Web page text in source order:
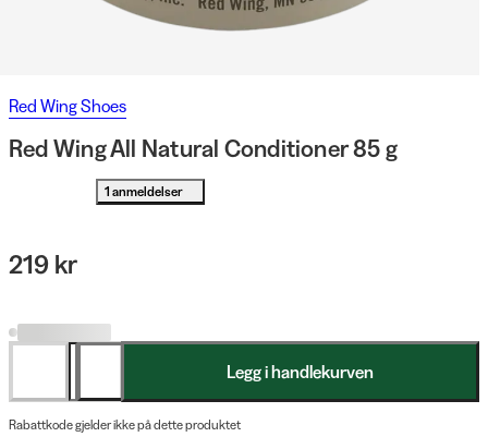
Red Wing Shoes
Red Wing All Natural Conditioner 85 g
1 anmeldelser
219 kr
Legg i handlekurven
Rabattkode gjelder ikke på dette produktet